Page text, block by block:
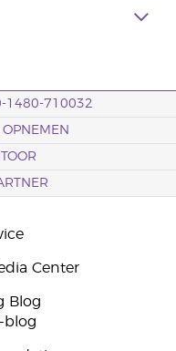
1480-710032
Center
Blog
blog